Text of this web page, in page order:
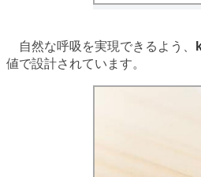
自然な呼吸を実現できるよう、
値で設計されています。